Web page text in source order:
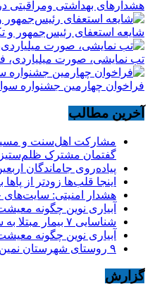
هشدارهاى بهداشتى ومراقبتى
شایعه استعفای رئیس‌جمهور و
تب نمایشی، صورت میلیاردی،
فراخوان چهارمین جشنواره
آخرین مطالب
مشارکت اهل‌سنت و
گفتمان مشترک
پیاده‌روی جاماندگان
اینجا قلب‌ها زودتر از پاها
هشدار امنیتی: سایت‌های
آبیاری نوین چگونه
شناسایی ۷ بیمار مبتلا به سیاه‌سرفه در اردبیل
آبیاری نوین چگونه
۹ روستای شهرستان نمین دچار تنش آبی هستند
گزارش